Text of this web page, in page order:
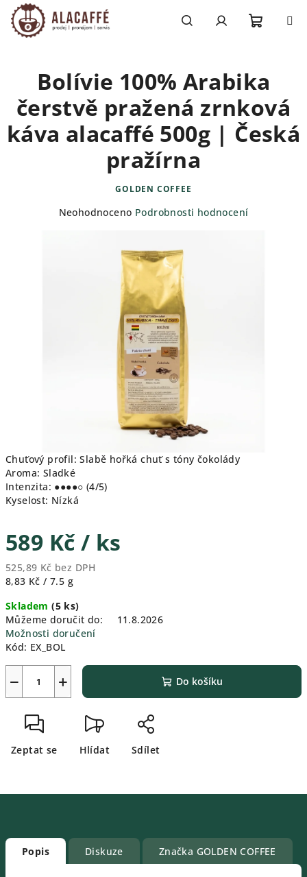
Přejít
na
obsah
košík
Chuťový profil: Slabě hořká chuť s tóny čokolády
Aroma: Sladké
Intenzita: ●●●●○ (4/5)
Kyselost: Nízká
589 Kč / ks
525,89 Kč bez DPH
Měrná
8,83 Kč / 7.5 g
Skladem(5 ks)
Můžeme doručit do:
11.8.2026
Možnosti doručení
Kód: EX_BOL
+
− Do košíku
Zeptat se Hlídat Sdílet
Bolívie 100% Arabika
čerstvě pražená zrnková
káva alacaffé 500g | Česká
pražírna
GOLDEN COFFEE
Průměrné
Neohodnoceno Podrobnosti hodnocení
Popis Diskuze Značka GOLDEN COFFEE